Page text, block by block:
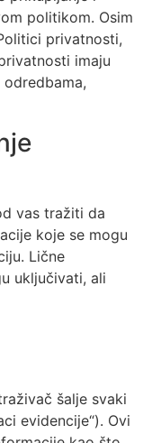
politikom. Osim
privatnosti,
imaju
vas tražiti da
koje se mogu
Lične
uključivati, ali
šalje svaki
evidencije“). Ovi